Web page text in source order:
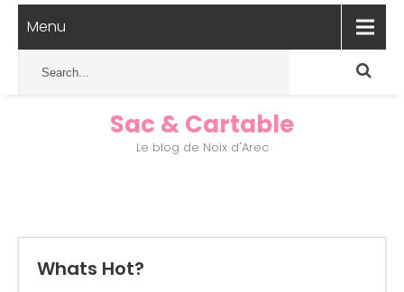
Menu
Sac & Cartable
Le blog de Noix d'Arec
Whats Hot?